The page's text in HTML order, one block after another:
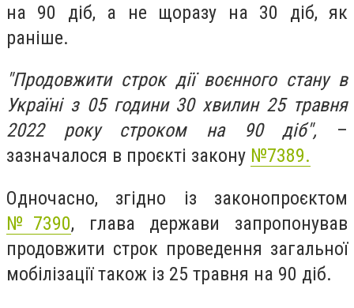
на 90 діб, а не щоразу на 30 діб, як
раніше.
"Продовжити строк дії воєнного стану в
Україні з 05 години 30 хвилин 25 травня
2022 року строком на 90 діб", –
зазначалося в проєкті закону №7389.
Одночасно, згідно із законопроєктом
№7390, глава держави запропонував
продовжити строк проведення загальної
мобілізації також із 25 травня на 90 діб.